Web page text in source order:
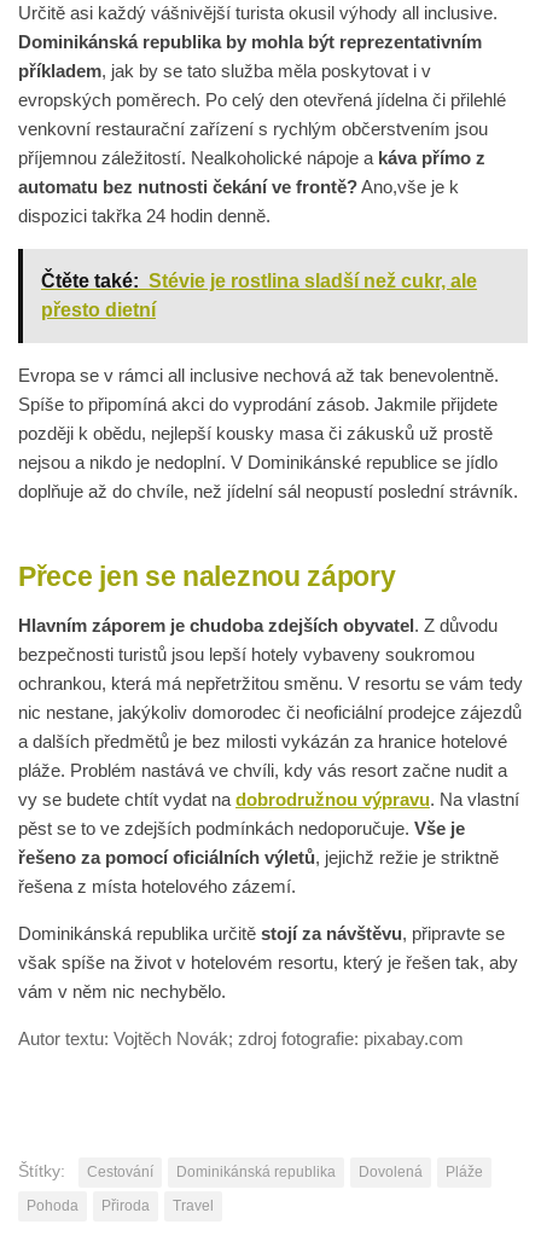
Určitě asi každý vášnivější turista okusil výhody all inclusive.
Dominikánská republika by mohla být reprezentativním
příkladem, jak by se tato služba měla poskytovat i v
evropských poměrech. Po celý den otevřená jídelna či přilehlé
venkovní restaurační zařízení s rychlým občerstvením jsou
příjemnou záležitostí. Nealkoholické nápoje a káva přímo z
automatu bez nutnosti čekání ve frontě?Ano,vše je k
dispozici takřka 24 hodin denně.
Čtěte také: Stévie je rostlina sladší než cukr, ale
přesto dietní
Evropa se v rámci all inclusive nechová až tak benevolentně.
Spíše to připomíná akci do vyprodání zásob. Jakmile přijdete
později k obědu, nejlepší kousky masa či zákusků už prostě
nejsou a nikdo je nedoplní. V Dominikánské republice se jídlo
doplňuje až do chvíle, než jídelní sál neopustí poslední strávník.
Přece jen se naleznou zápory
Hlavním záporem je chudoba zdejších obyvatel. Z důvodu
bezpečnosti turistů jsou lepší hotely vybaveny soukromou
ochrankou, která má nepřetržitou směnu. V resortu se vám tedy
nic nestane, jakýkoliv domorodec či neoficiální prodejce zájezdů
a dalších předmětů je bez milosti vykázán za hranice hotelové
pláže. Problém nastává ve chvíli, kdy vás resort začne nudit a
vy se budete chtít vydat na dobrodružnou výpravu. Na vlastní
pěst se to ve zdejších podmínkách nedoporučuje. Vše je
řešeno za pomocí oficiálních výletů, jejichž režie je striktně
řešena z místa hotelového zázemí.
Dominikánská republika určitě stojí za návštěvu, připravte se
však spíše na život v hotelovém resortu, který je řešen tak, aby
vám v něm nic nechybělo.
Autor textu: Vojtěch Novák; zdroj fotografie: pixabay.com
Štítky: Cestování Dominikánská republika Dovolená
Pláže
Pohoda
Přiroda Travel